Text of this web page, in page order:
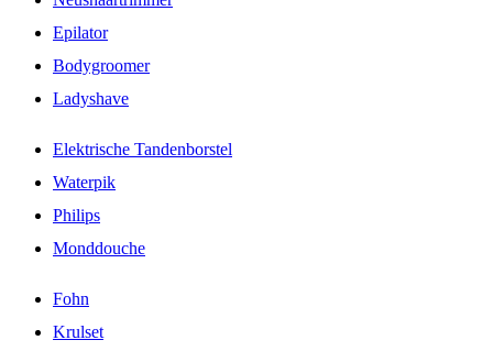
Epilator
Bodygroomer
Ladyshave
Elektrische Tandenborstel
Waterpik
Philips
Monddouche
Fohn
Krulset